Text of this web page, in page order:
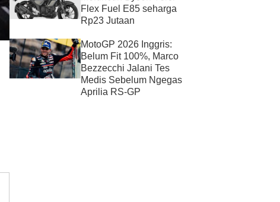
Flex Fuel E85 seharga
Rp23 Jutaan
MotoGP 2026 Inggris:
Belum Fit 100%, Marco
Bezzecchi Jalani Tes
Medis Sebelum Ngegas
Aprilia RS-GP